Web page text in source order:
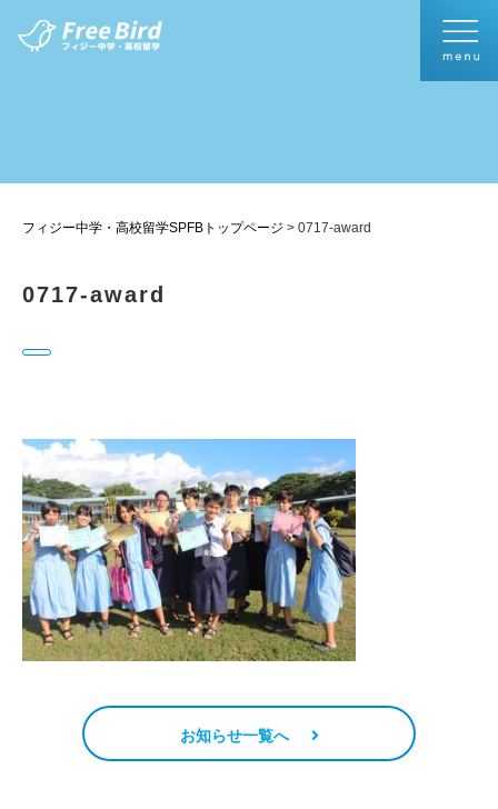
フィジー中学・高校留学SPFBトップページ > 0717-award
0717-award
お知らせ一覧へ